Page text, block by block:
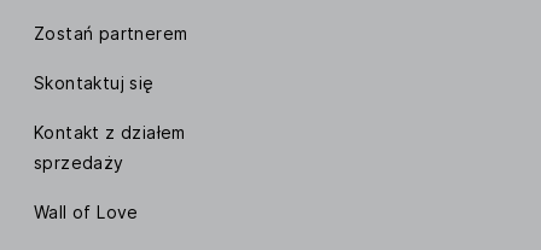
Zostań partnerem
Skontaktuj się
Kontakt z działem
sprzedaży
Wall of Love